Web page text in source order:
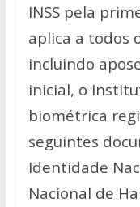
INSS pela
aplica a todos
incluindo
inicial, o
biométrica
seguintes
Identidade
Nacional de